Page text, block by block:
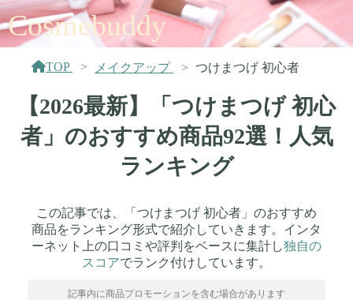
Cosmebuddy
TOP メイクアップ つけまつげ 初心者
【2026最新】「つけまつげ 初心
者」のおすすめ商品92選！人気
ランキング
この記事では、「つけまつげ 初心者」のおすすめ
商品をランキング形式で紹介していきます。インタ
ーネット上の口コミや評判をベースに集計し独自の
スコアでランク付けしています。
記事内に商品プロモーションを含む場合があります